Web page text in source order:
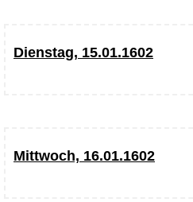
Dienstag, 15.01.1602
Mittwoch, 16.01.1602